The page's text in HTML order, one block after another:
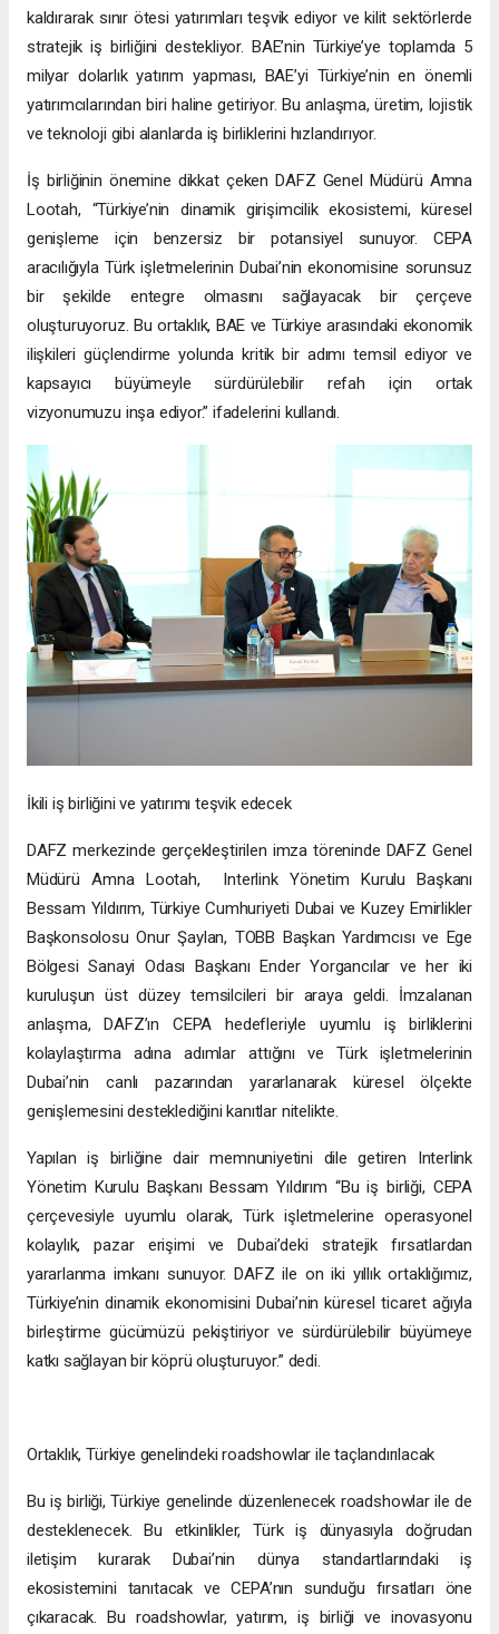
kaldırarak sınır ötesi yatırımları teşvik ediyor ve kilit sektörlerde
stratejik iş birliğini destekliyor. BAE’nin Türkiye’ye toplamda 5
milyar dolarlık yatırım yapması, BAE’yi Türkiye’nin en önemli
yatırımcılarından biri haline getiriyor. Bu anlaşma, üretim, lojistik
ve teknoloji gibi alanlarda iş birliklerini hızlandırıyor.
İş birliğinin önemine dikkat çeken DAFZ Genel Müdürü Amna
Lootah, “Türkiye’nin dinamik girişimcilik ekosistemi, küresel
genişleme için benzersiz bir potansiyel sunuyor. CEPA
aracılığıyla Türk işletmelerinin Dubai’nin ekonomisine sorunsuz
bir şekilde entegre olmasını sağlayacak bir çerçeve
oluşturuyoruz. Bu ortaklık, BAE ve Türkiye arasındaki ekonomik
ilişkileri güçlendirme yolunda kritik bir adımı temsil ediyor ve
kapsayıcı büyümeyle sürdürülebilir refah için ortak
vizyonumuzu inşa ediyor.” ifadelerini kullandı.
İkili iş birliğini ve yatırımı teşvik edecek
DAFZ merkezinde gerçekleştirilen imza töreninde DAFZ Genel
Müdürü Amna Lootah, Interlink Yönetim Kurulu Başkanı
Bessam Yıldırım, Türkiye Cumhuriyeti Dubai ve Kuzey Emirlikler
Başkonsolosu Onur Şaylan, TOBB Başkan Yardımcısı ve Ege
Bölgesi Sanayi Odası Başkanı Ender Yorgancılar ve her iki
kuruluşun üst düzey temsilcileri bir araya geldi. İmzalanan
anlaşma, DAFZ’ın CEPA hedefleriyle uyumlu iş birliklerini
kolaylaştırma adına adımlar attığını ve Türk işletmelerinin
Dubai’nin canlı pazarından yararlanarak küresel ölçekte
genişlemesini desteklediğini kanıtlar nitelikte.
Yapılan iş birliğine dair memnuniyetini dile getiren Interlink
Yönetim Kurulu Başkanı Bessam Yıldırım “Bu iş birliği, CEPA
çerçevesiyle uyumlu olarak, Türk işletmelerine operasyonel
kolaylık, pazar erişimi ve Dubai’deki stratejik fırsatlardan
yararlanma imkanı sunuyor. DAFZ ile on iki yıllık ortaklığımız,
Türkiye’nin dinamik ekonomisini Dubai’nin küresel ticaret ağıyla
birleştirme gücümüzü pekiştiriyor ve sürdürülebilir büyümeye
katkı sağlayan bir köprü oluşturuyor.” dedi.
Ortaklık, Türkiye genelindeki roadshowlar ile taçlandırılacak
Bu iş birliği, Türkiye genelinde düzenlenecek roadshowlar ile de
desteklenecek. Bu etkinlikler, Türk iş dünyasıyla doğrudan
iletişim kurarak Dubai’nin dünya standartlarındaki iş
ekosistemini tanıtacak ve CEPA’nın sunduğu fırsatları öne
çıkaracak. Bu roadshowlar, yatırım, iş birliği ve inovasyonu